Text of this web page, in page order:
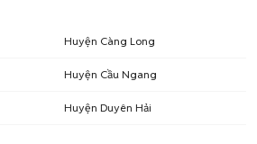
Huyện Càng Long
Huyện Cầu Ngang
Huyện Duyên Hải